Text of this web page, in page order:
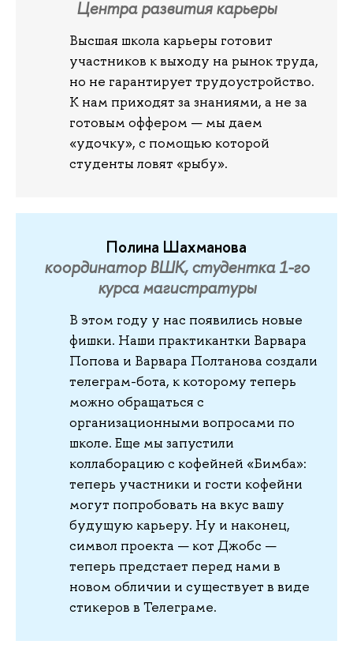
Центра развития карьеры
Высшая школа карьеры готовит
участников к выходу на рынок труда,
но не гарантирует трудоустройство.
К нам приходят за знаниями, а не за
готовым оффером — мы даем
«удочку», с помощью которой
студенты ловят «рыбу».
Полина Шахманова
координатор ВШК, студентка 1-го
курса магистратуры
В этом году у нас появились новые
фишки. Наши практикантки Варвара
Попова и Варвара Полтанова создали
телеграм-бота, к которому теперь
можно обращаться с
организационными вопросами по
школе. Еще мы запустили
коллаборацию с кофейней «Бимба»:
теперь участники и гости кофейни
могут попробовать на вкус вашу
будущую карьеру. Ну и наконец,
символ проекта — кот Джобс —
теперь предстает перед нами в
новом обличии и существует в виде
стикеров в Телеграме.